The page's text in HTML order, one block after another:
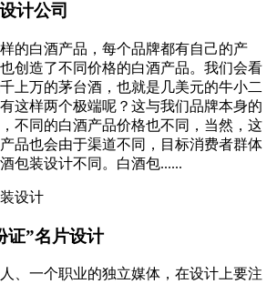
计公司
的白酒产品，每个品牌都有自己的产
创造了不同价格的白酒产品。我们会看
上万的茅台酒，也就是几美元的牛小二
这样两个极端呢？这与我们品牌本身的
不同的白酒产品价格也不同，当然，这
品也会由于渠道不同，目标消费者群体
包装设计不同。白酒包......
证”名片设计
、一个职业的独立媒体，在设计上要注